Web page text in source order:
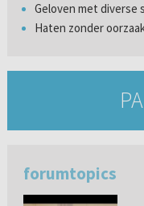
Geloven met diverse
Haten zonder
forumtopics